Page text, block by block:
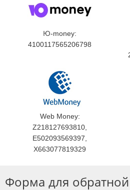
Ю-money:
4100117565206798
Web Money:
Z218127693810,
E502093569397,
X663077819329
Форма для обратной